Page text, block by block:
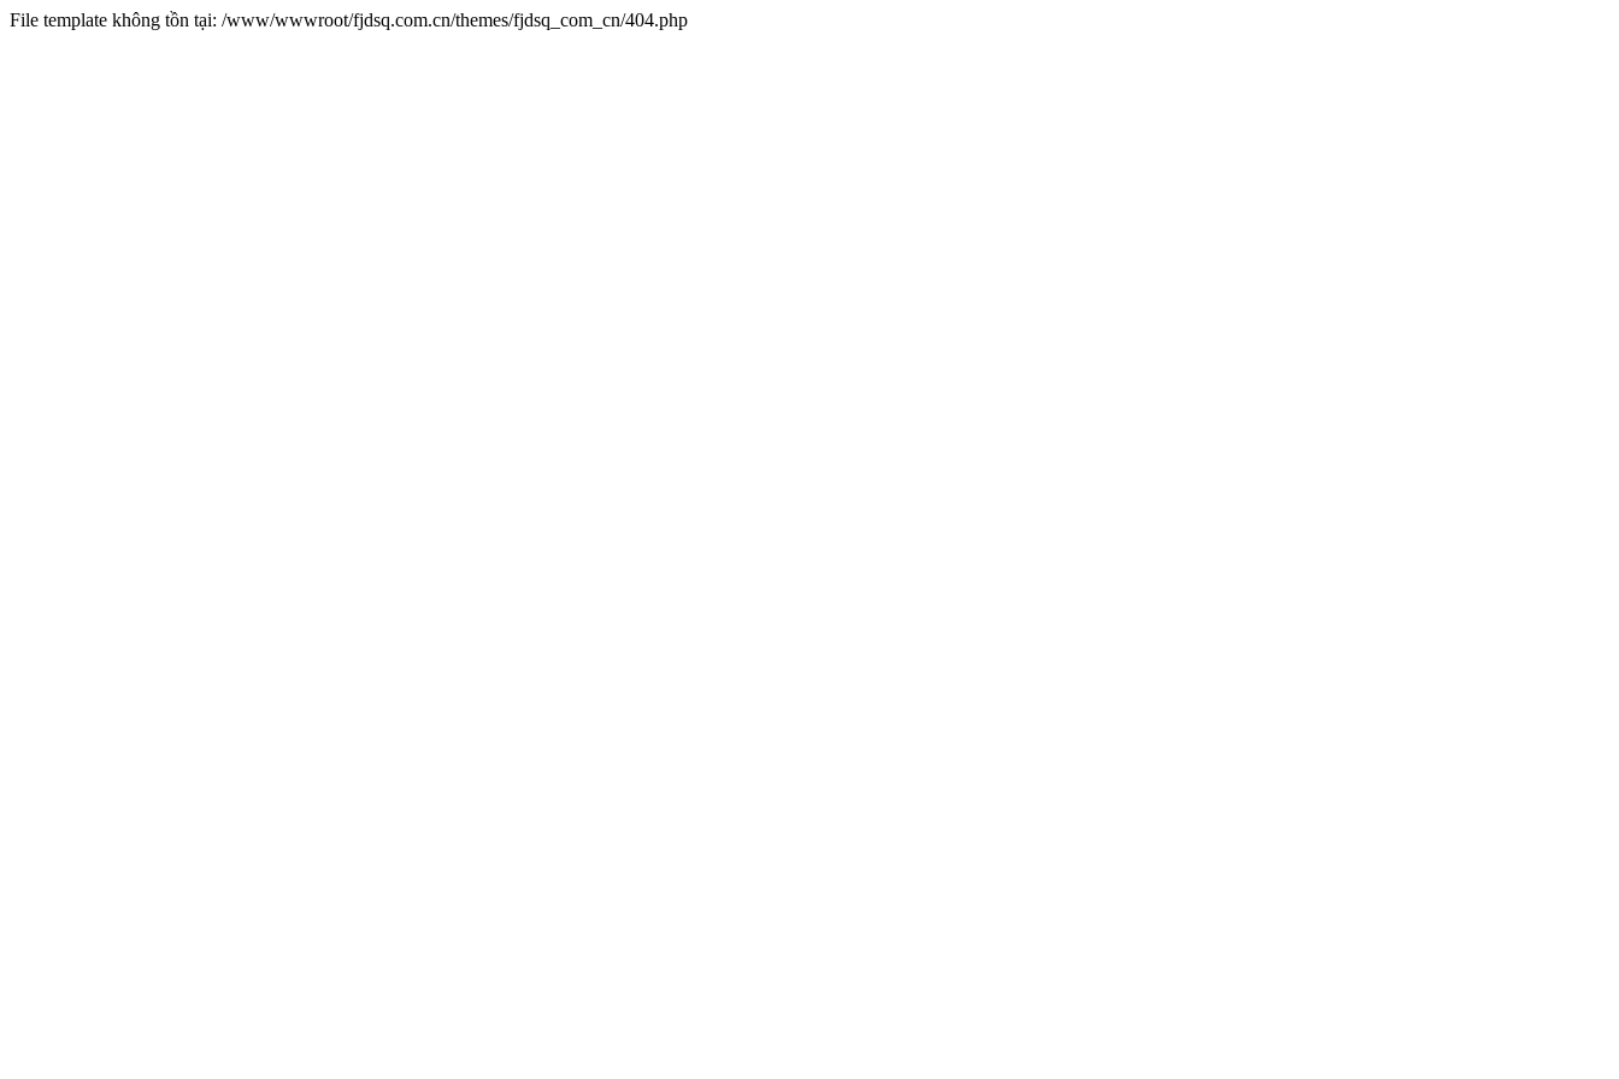
File template không tồn tại: /www/wwwroot/fjdsq.com.cn/themes/fjdsq_com_cn/404.php